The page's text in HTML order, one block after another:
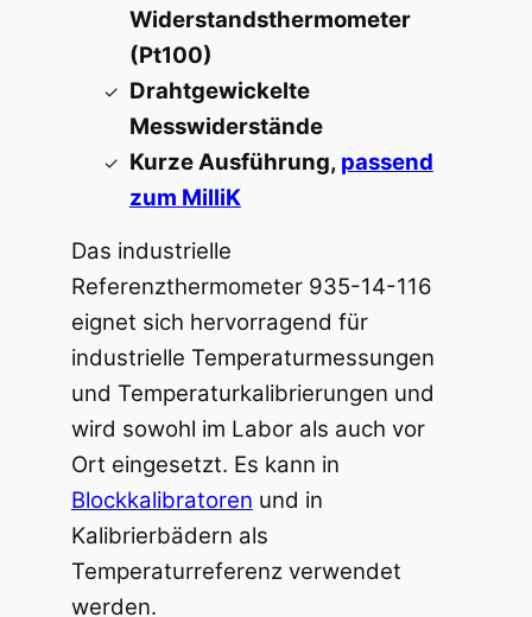
Widerstandsthermometer
(Pt100)
Drahtgewickelte
Messwiderstände
Kurze Ausführung, passend
zum MilliK
Das industrielle
Referenzthermometer 935-14-116
eignet sich hervorragend für
industrielle Temperaturmessungen
und Temperaturkalibrierungen und
wird sowohl im Labor als auch vor
Ort eingesetzt. Es kann in
Blockkalibratoren und in
Kalibrierbädern als
Temperaturreferenz verwendet
werden.